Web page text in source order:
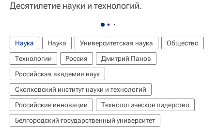
Десятилетие науки и технологий.
Наука Наука Университетская наука
Общество
Технологии
Россия
Дмитрий Панов
Российская академия наук
Сколковский институт науки и технологий
Российские инновации
Технологическое лидерство
Белгородский государственный университет